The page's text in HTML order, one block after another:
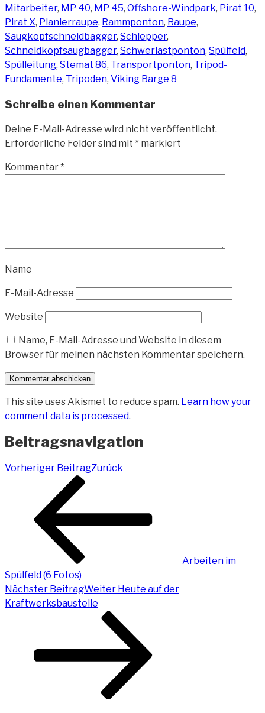
Mitarbeiter, MP 40, MP 45, Offshore-Windpark, Pirat 10,
Pirat X, Planierraupe, Rammponton, Raupe,
Saugkopfschneidbagger, Schlepper,
Schneidkopfsaugbagger, Schwerlastponton, Spülfeld,
Spülleitung, Stemat 86, Transportponton, Tripod-
Fundamente, Tripoden, Viking Barge 8
Schreibe einen Kommentar
Deine E-Mail-Adresse wird nicht veröffentlicht.
Erforderliche Felder sind mit * markiert
Kommentar*
Name
E-Mail-Adresse
Website
Name, E-Mail-Adresse und Website in diesem
Browser für meinen nächsten Kommentar speichern.
This site uses Akismet to reduce spam. Learn how your
comment data is processed.
Beitragsnavigation
Vorheriger BeitragZurück
Arbeiten im
Spülfeld (6 Fotos)
Nächster BeitragWeiter Heute auf der
Kraftwerksbaustelle